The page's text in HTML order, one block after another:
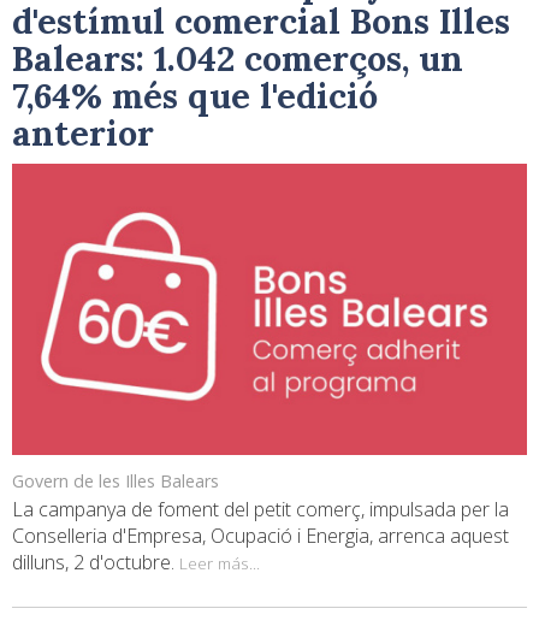
d'estímul comercial Bons Illes
Balears: 1.042 comerços, un
7,64% més que l'edició
anterior
Govern de les Illes Balears
La campanya de foment del petit comerç, impulsada per la
Conselleria d'Empresa, Ocupació i Energia, arrenca aquest
dilluns, 2 d'octubre. Leer más...